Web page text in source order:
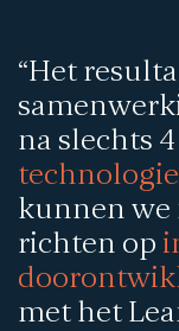
“Het
na slechts
kunnen we
richten op
met het